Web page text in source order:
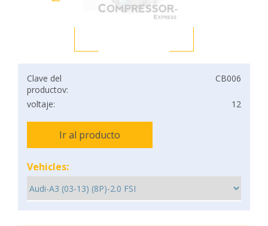
Clave del
productov:
CB006
voltaje: 12
Ir al producto
Vehicles: